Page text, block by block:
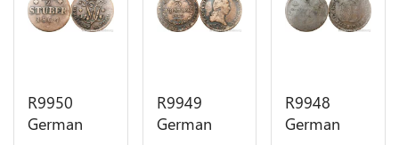
R9950
German
R9949
German
R9948
German